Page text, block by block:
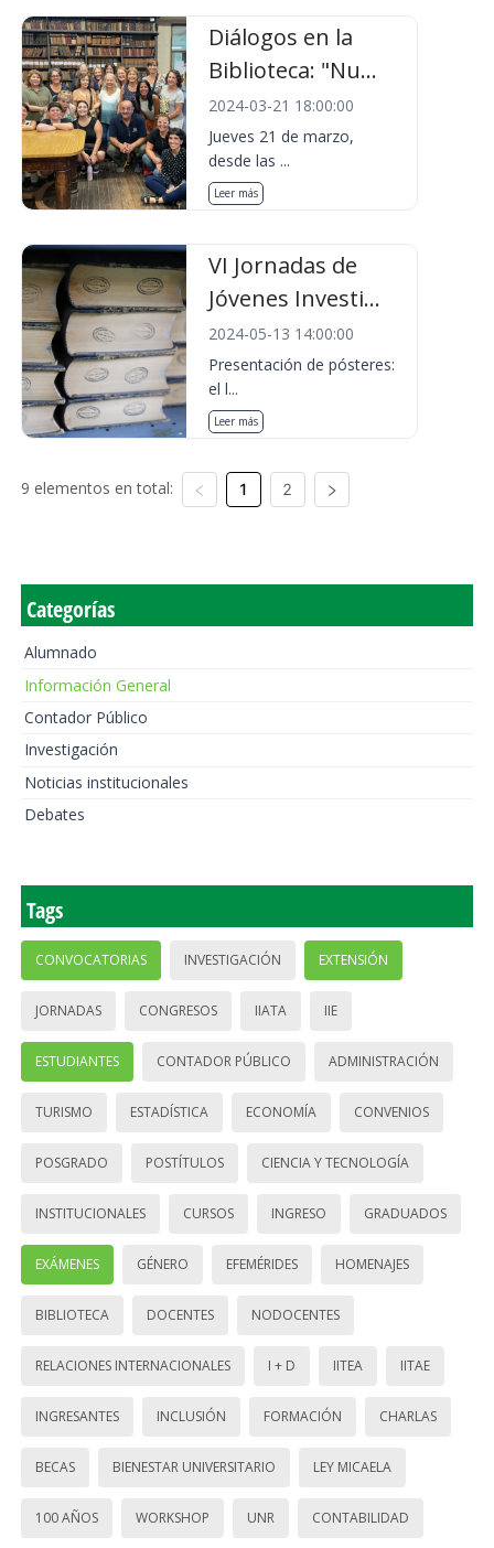
Diálogos en la
Biblioteca: "Nu...
2024-03-21 18:00:00
Jueves 21 de marzo,
desde las ...
Leer más
VI Jornadas de
Jóvenes Investi...
2024-05-13 14:00:00
Presentación de pósteres:
el l...
Leer más
9 elementos en total: 1 2
Categorías
Alumnado
Información General
Contador Público
Investigación
Noticias institucionales
Debates
Tags
CONVOCATORIAS INVESTIGACIÓN EXTENSIÓN
JORNADAS CONGRESOS IIATA IIE
ESTUDIANTES CONTADOR PÚBLICO ADMINISTRACIÓN
TURISMO ESTADÍSTICA ECONOMÍA CONVENIOS
POSGRADO POSTÍTULOS CIENCIA Y TECNOLOGÍA
INSTITUCIONALES CURSOS INGRESO GRADUADOS
EXÁMENES GÉNERO EFEMÉRIDES HOMENAJES
BIBLIOTECA DOCENTES NODOCENTES
RELACIONES INTERNACIONALES I + D IITEA IITAE
INGRESANTES INCLUSIÓN FORMACIÓN CHARLAS
BECAS BIENESTAR UNIVERSITARIO LEY MICAELA
100 AÑOS WORKSHOP UNR CONTABILIDAD